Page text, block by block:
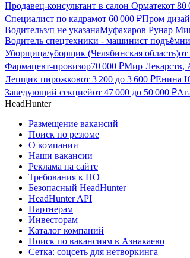
Продавец-консультант в салон Орматекот 80
Специалист по кадрамот 60 000 ₽Пром
Водительз/п не указанаМуфахаров Рунар
Водитель спецтехники - машинист
Уборщица/уборщик (Челябинская область)от
Фармацевт-провизор70 000 ₽Мир Лекарств,
Лепщик пирожковот 3 200 до 3 600 ₽Енина
Заведующий секциейот 47 000 до 50 000 ₽
HeadHunter
Размещение вакансий
Поиск по резюме
О компании
Наши вакансии
Реклама на сайте
Требования к ПО
Безопасный HeadHunter
HeadHunter API
Партнерам
Инвесторам
Каталог компаний
Поиск по вакансиям в Азнакаево
Сетка: соцсеть для нетворкинга